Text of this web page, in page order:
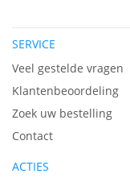
SERVICE
Veel gestelde vragen
Klantenbeoordeling
Zoek uw bestelling
Contact
ACTIES